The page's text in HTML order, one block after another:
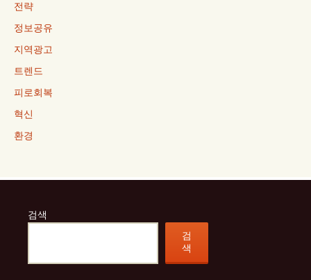
전략
정보공유
지역광고
트렌드
피로회복
혁신
환경
검색
검
색